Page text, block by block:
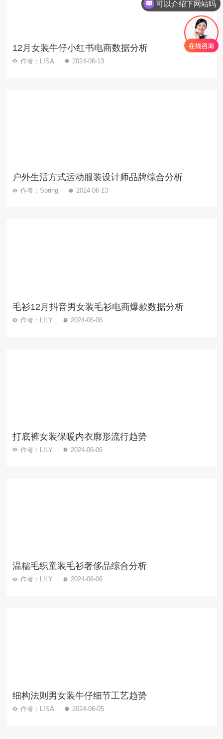
12月女装牛仔小红书电商数据分析
作者：LISA 2024-06-13
户外生活方式运动服装设计师品牌综合分析
作者：Spring 2024-06-13
毛衫12月抖音男女装毛衫电商爆款数据分析
作者：LILY 2024-06-06
打底裤女装保暖内衣廓形流行趋势
作者：LILY 2024-06-06
温糯毛织童装毛衫奢侈品综合分析
作者：LILY 2024-06-06
细构法则男女装牛仔细节工艺趋势
作者：LISA 2024-06-05
可以介绍下网站吗